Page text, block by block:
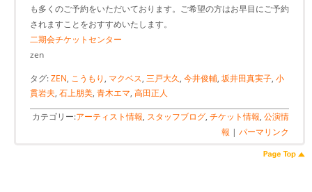
も多くのご予約をいただいております。ご希望の方はお早目にご予約
されますことをおすすめいたします。
二期会チケットセンター
zen
タグ:ZEN, こうもり , マクベス, 三戸大久, 今井俊輔, 坂井田真実子, 小
貫岩夫, 石上朋美, 青木エマ, 高田正人
カテゴリー:アーティスト情報, スタッフブログ, チケット情報, 公演情
報 | パーマリンク